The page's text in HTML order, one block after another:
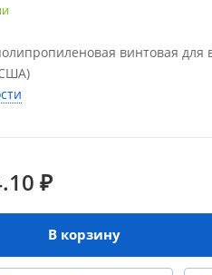
винтовая для
₽
В корзину